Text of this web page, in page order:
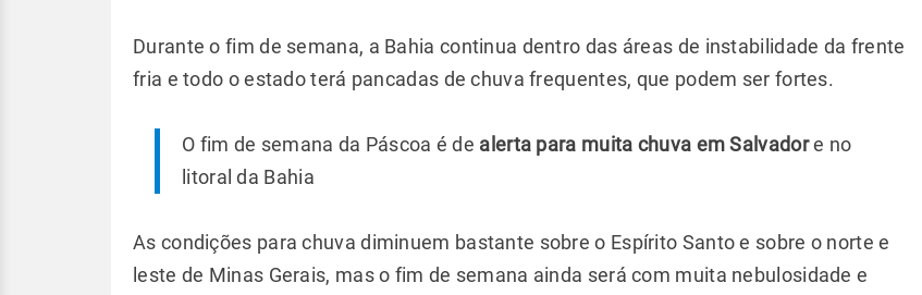
Durante o fim de semana, a Bahia continua dentro das áreas de instabilidade da frente
fria e todo o estado terá pancadas de chuva frequentes, que podem ser fortes.
O fim de semana da Páscoa é de alerta para muita chuva em Salvadore no
litoral da Bahia
As condições para chuva diminuem bastante sobre o Espírito Santo e sobre o norte e
leste de Minas Gerais, mas o fim de semana ainda será com muita nebulosidade e